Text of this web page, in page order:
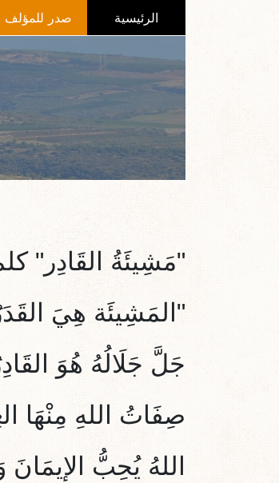
الرئيسية صدر للمؤلف
"مَشِيئَةُ القَادِر"
"المَشِيئَة هِيَ
جَلَّ جَلَالُهُ هُوَ
صِفَاتُ اللهِ مِنْهَا
اللهُ يُحِبُّ